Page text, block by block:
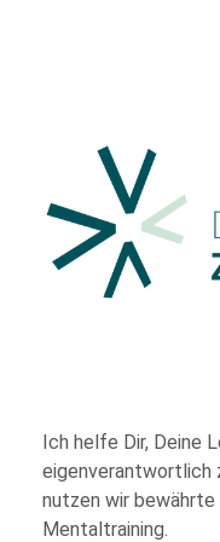
Ich helfe Dir, Deine
eigenverantwortlich
nutzen wir bewährte
Mentaltraining.